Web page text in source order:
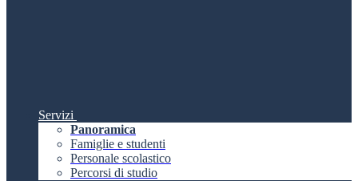
Servizi
Panoramica
Famiglie e studenti
Personale scolastico
Percorsi di studio